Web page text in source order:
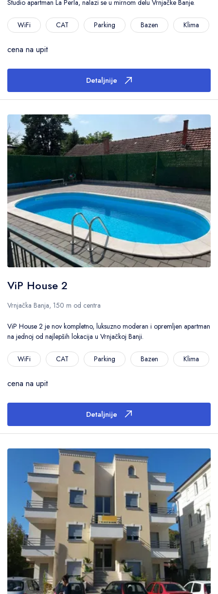
Studio apartman La Perla, nalazi se u mirnom delu Vrnjačke Banje.
WiFi CAT Parking Bazen Klima
cena na upit
Detaljnije
ViP House 2
Vrnjačka Banja, 150 m od centra
ViP House 2 je nov kompletno, luksuzno moderan i opremljen apartman
na jednoj od najlepših lokacija u Vrnjačkoj Banji.
WiFi CAT Parking Bazen Klima
cena na upit
Detaljnije